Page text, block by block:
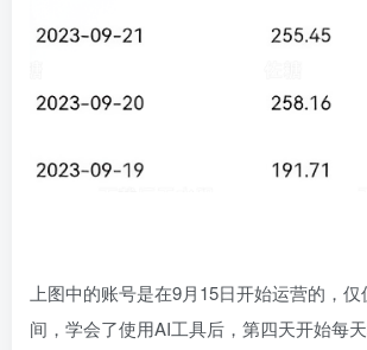
上图中的账号是在9月15日开始运营的，
间，学会了使用AI工具后，第四天开始每